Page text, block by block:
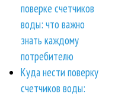
поверке счетчиков
воды: что важно
знать каждому
потребителю
Куда нести поверку
счетчиков воды: